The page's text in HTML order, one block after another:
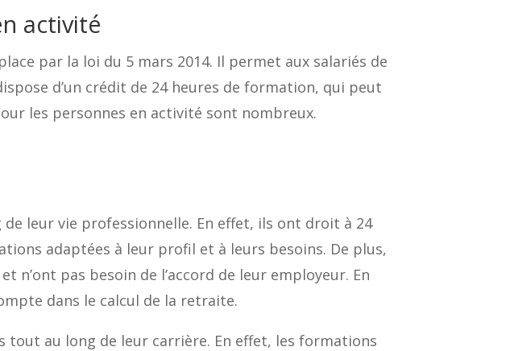
activité
par la loi du 5 mars 2014. Il permet aux salariés de
d’un crédit de 24 heures de formation, qui peut
les personnes en activité sont nombreux.
leur vie professionnelle. En effet, ils ont droit à 24
adaptées à leur profil et à leurs besoins. De plus,
n’ont pas besoin de l’accord de leur employeur. En
dans le calcul de la retraite.
tout au long de leur carrière. En effet, les formations